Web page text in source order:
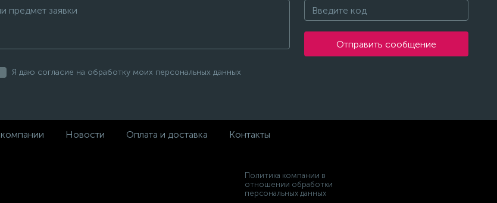
Отправить сообщение
Я даю согласие на обработку моих персональных данных
Новости Оплата и доставка Контакты
Политика компании в
отношении обработки
персональных данных